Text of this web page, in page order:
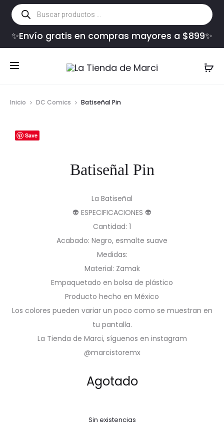
Búsqueda
de
productos
✨Envío gratis en compras mayores a $899✨
Inicio DC Comics Batiseñal Pin
Save
Batiseñal Pin
La Batiseñal
👽 ESPECIFICACIONES 👽
Cantidad: 1
Acabado: Negro, esmalte suave
Medidas:
Material: Zamak
Empaquetado en bolsa de plástico
Producto hecho en México
Los colores pueden variar un poco como se muestran en
tu pantalla.
La Tienda de Marci, síguenos en instagram
@marcistoremx
Agotado
Sin existencias